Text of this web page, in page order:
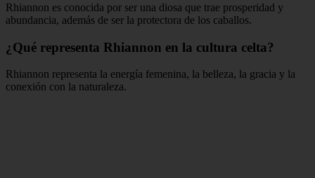
Rhiannon es conocida por ser una diosa que trae prosperidad y
abundancia, además de ser la protectora de los caballos.
¿Qué representa Rhiannon en la cultura celta?
Rhiannon representa la energía femenina, la belleza, la gracia y la
conexión con la naturaleza.